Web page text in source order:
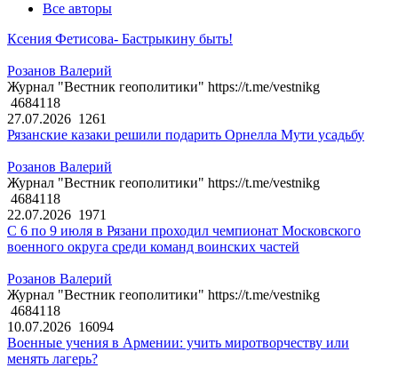
Все авторы
Ксения Фетисова- Бастрыкину быть!
Розанов Валерий
Журнал "Вестник геополитики" https://t.me/vestnikg
4684118
27.07.2026 1261
Рязанские казаки решили подарить Орнелла Мути усадьбу
Розанов Валерий
Журнал "Вестник геополитики" https://t.me/vestnikg
4684118
22.07.2026 1971
С 6 по 9 июля в Рязани проходил чемпионат Московского
военного округа среди команд воинских частей
Розанов Валерий
Журнал "Вестник геополитики" https://t.me/vestnikg
4684118
10.07.2026 16094
Военные учения в Армении: учить миротворчеству или
менять лагерь?